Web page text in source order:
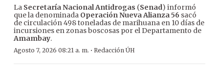
La Secretaría Nacional Antidrogas (Senad) informó
que la denominada Operación Nueva Alianza 56 sacó
de circulación 498 toneladas de marihuana en 10 días de
incursiones en zonas boscosas por el Departamento de
Amambay.
Agosto 7, 2026 08:21 a. m. · Redacción ÚH